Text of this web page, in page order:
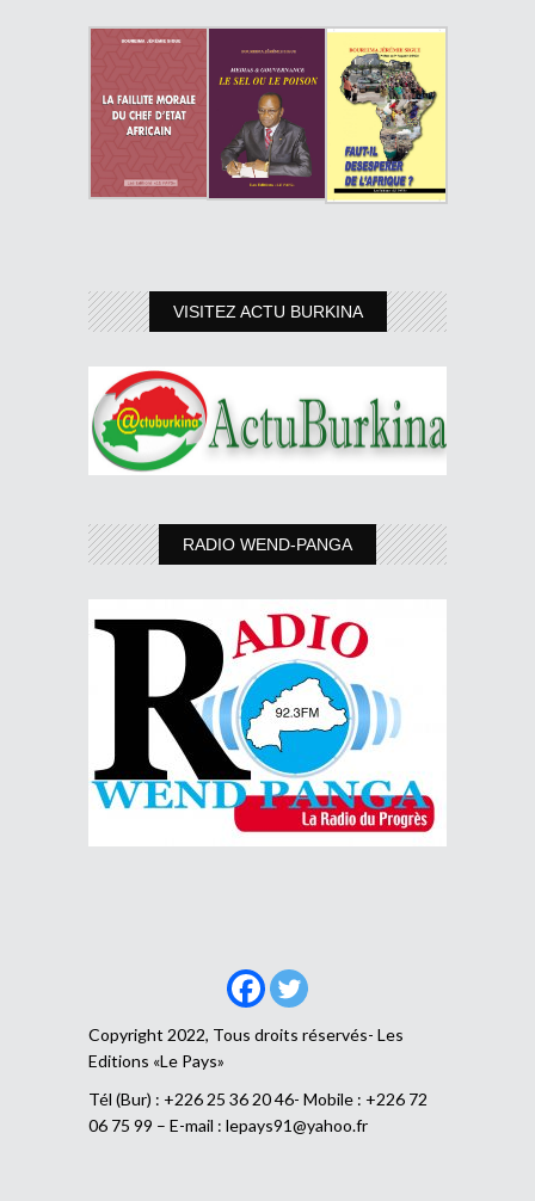
VISITEZ ACTU BURKINA
RADIO WEND-PANGA
Copyright 2022, Tous droits réservés- Les
Editions «Le Pays»
Tél (Bur) : +226 25 36 20 46- Mobile : +226 72
06 75 99 – E-mail : lepays91@yahoo.fr